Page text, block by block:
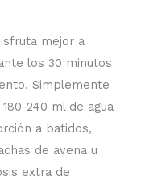
mejor a
los 30 minutos
Simplemente
240 ml de agua
a batidos,
de avena u
extra de